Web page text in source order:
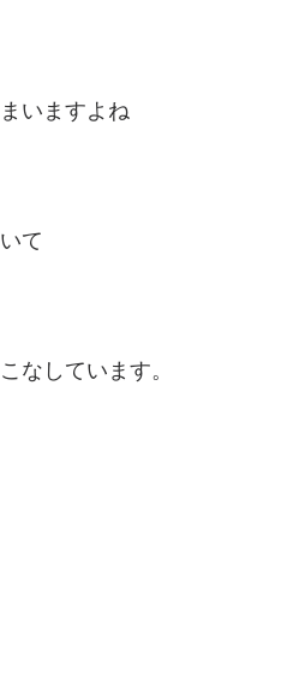
いますよね
て
なしています。